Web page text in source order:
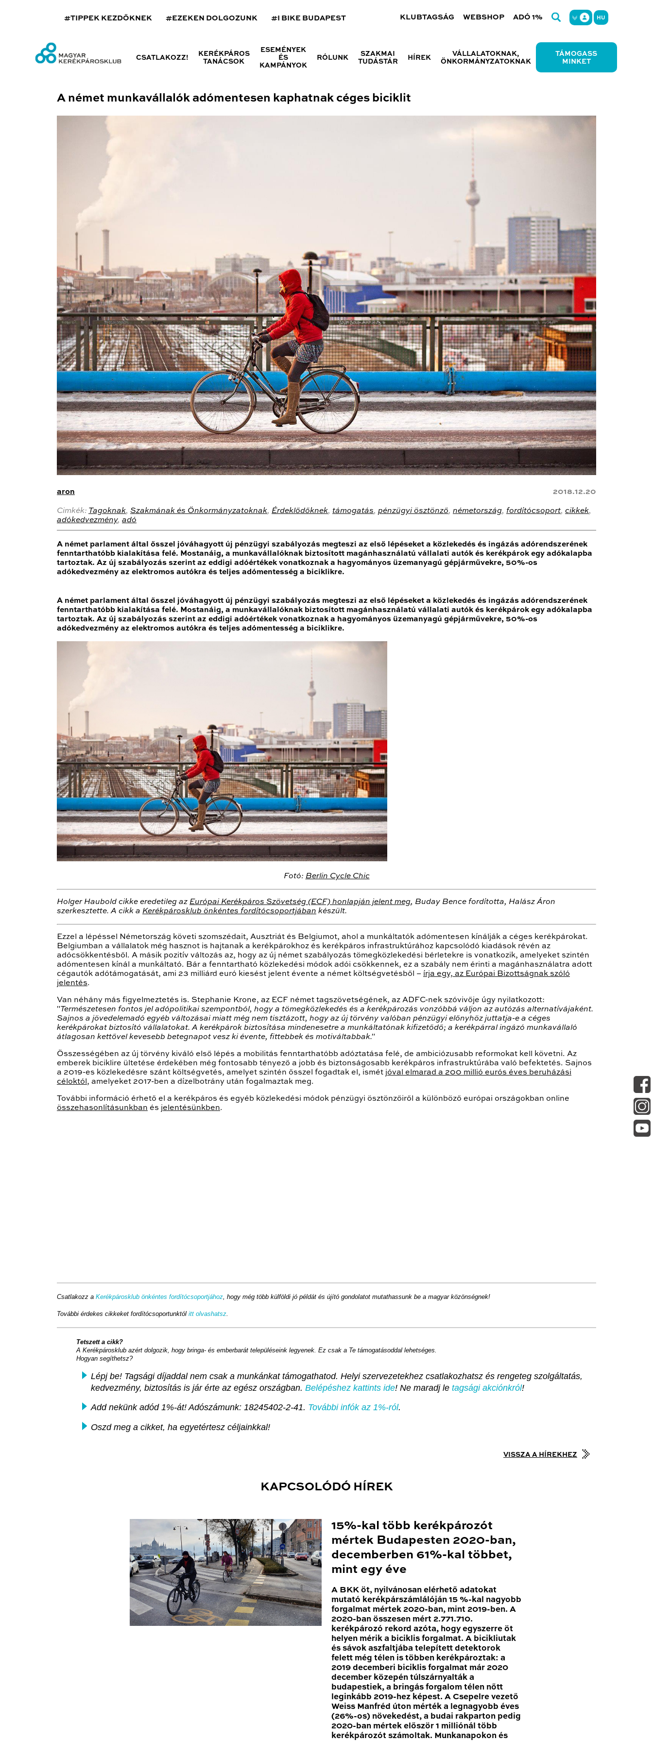
#TIPPEK KEZDŐKNEK #EZEKEN DOLGOZUNK #I BIKE BUDAPEST KLUBTAGSÁG WEBSHOP ADÓ 1% HU
CSATLAKOZZ!
KERÉKPÁROS
TANÁCSOK
ESEMÉNYEK
ÉS
KAMPÁNYOK
RÓLUNK
SZAKMAI
TUDÁSTÁR
HÍREK
VÁLLALATOKNAK,
ÖNKORMÁNYZATOKNAK
TÁMOGASS
MINKET
A német munkavállalók adómentesen kaphatnak céges biciklit
aron 2018.12.20
Cimkék: Tagoknak, Szakmának és Önkormányzatoknak, Érdeklődőknek, támogatás, pénzügyi ösztönző, németország, fordítócsoport, cikkek,
adókedvezmény, adó
A német parlament által ősszel jóváhagyott új pénzügyi szabályozás megteszi az első lépéseket a közlekedés és ingázás adórendszerének
fenntarthatóbb kialakítása felé. Mostanáig, a munkavállalóknak biztosított magánhasználatú vállalati autók és kerékpárok egy adókalapba
tartoztak. Az új szabályozás szerint az eddigi adóértékek vonatkoznak a hagyományos üzemanyagú gépjárművekre, 50%-os
adókedvezmény az elektromos autókra és teljes adómentesség a biciklikre.
A német parlament által ősszel jóváhagyott új pénzügyi szabályozás megteszi az első lépéseket a közlekedés és ingázás adórendszerének
fenntarthatóbb kialakítása felé. Mostanáig, a munkavállalóknak biztosított magánhasználatú vállalati autók és kerékpárok egy adókalapba
tartoztak. Az új szabályozás szerint az eddigi adóértékek vonatkoznak a hagyományos üzemanyagú gépjárművekre, 50%-os
adókedvezmény az elektromos autókra és teljes adómentesség a biciklikre.
Fotó: Berlin Cycle Chic
Holger Haubold cikke eredetileg az Európai Kerékpáros Szövetség (ECF) honlapján jelent meg, Buday Bence fordította, Halász Áron
szerkesztette. A cikk a Kerékpárosklub önkéntes fordítócsoportjában készült.
Ezzel a lépéssel Németország követi szomszédait, Ausztriát és Belgiumot, ahol a munkáltatók adómentesen kínálják a céges kerékpárokat.
Belgiumban a vállalatok még hasznot is hajtanak a kerékpárokhoz és kerékpáros infrastruktúrához kapcsolódó kiadások révén az
adócsökkentésből. A másik pozitív változás az, hogy az új német szabályozás tömegközlekedési bérletekre is vonatkozik, amelyeket szintén
adómentesen kínál a munkáltató. Bár a fenntartható közlekedési módok adói csökkennek, ez a szabály nem érinti a magánhasználatra adott
cégautók adótámogatását, ami 23 milliárd euró kiesést jelent évente a német költségvetésből – írja egy, az Európai Bizottságnak szóló
jelentés.
Van néhány más figyelmeztetés is. Stephanie Krone, az ECF német tagszövetségének, az ADFC-nek szóvivője úgy nyilatkozott:
"Természetesen fontos jel adópolitikai szempontból, hogy a tömegközlekedés és a kerékpározás vonzóbbá váljon az autózás alternatívájaként.
Sajnos a jövedelemadó egyéb változásai miatt még nem tisztázott, hogy az új törvény valóban pénzügyi előnyhöz juttatja-e a céges
kerékpárokat biztosító vállalatokat. A kerékpárok biztosítása mindenesetre a munkáltatónak kifizetődő; a kerékpárral ingázó munkavállaló
átlagosan kettővel kevesebb betegnapot vesz ki évente, fittebbek és motiváltabbak."
Összességében az új törvény kiváló első lépés a mobilitás fenntarthatóbb adóztatása felé, de ambiciózusabb reformokat kell követni. Az
emberek biciklire ültetése érdekében még fontosabb tényező a jobb és biztonságosabb kerékpáros infrastruktúrába való befektetés. Sajnos
a 2019-es közlekedésre szánt költségvetés, amelyet szintén ősszel fogadtak el, ismét jóval elmarad a 200 millió eurós éves beruházási
céloktól , amelyeket 2017-ben a dízelbotrány után fogalmaztak meg.
További információ érhető el a kerékpáros és egyéb közlekedési módok pénzügyi ösztönzőiről a különböző európai országokban online
összehasonlításunkban és jelentésünkben.
Csatlakozz a Kerékpárosklub önkéntes fordítócsoportjához, hogy még több külföldi jó példát és újító gondolatot mutathassunk be a magyar közönségnek!
További érdekes cikkeket fordítócsoportunktól itt olvashatsz.
Tetszett a cikk?
A Kerékpárosklub azért dolgozik, hogy bringa- és emberbarát településeink legyenek. Ez csak a Te támogatásoddal lehetséges.
Hogyan segíthetsz?
Lépj be! Tagsági díjaddal nem csak a munkánkat támogathatod. Helyi szervezetekhez csatlakozhatsz és rengeteg szolgáltatás,
kedvezmény, biztosítás is jár érte az egész országban. Belépéshez kattints ide! Ne maradj le tagsági akciónkról!
Add nekünk adód 1%-át! Adószámunk: 18245402-2-41. További infók az 1%-ról.
Oszd meg a cikket, ha egyetértesz céljainkkal!
VISSZA A HÍREKHEZ
KAPCSOLÓDÓ HÍREK
15%-kal több kerékpározót
mértek Budapesten 2020-ban,
decemberben 61%-kal többet,
mint egy éve
A BKK öt, nyilvánosan elérhető adatokat
mutató kerékpárszámlálóján 15 %-kal nagyobb
forgalmat mértek 2020-ban, mint 2019-ben. A
2020-ban összesen mért 2.771.710.
kerékpározó rekord azóta, hogy egyszerre öt
helyen mérik a biciklis forgalmat. A bicikliutak
és sávok aszfaltjába telepített detektorok
felett még télen is többen kerékpároztak: a
2019 decemberi biciklis forgalmat már 2020
december közepén túlszárnyalták a
budapestiek, a bringás forgalom télen nőtt
leginkább 2019-hez képest. A Csepelre vezető
Weiss Manfréd úton mérték a legnagyobb éves
(26%-os) növekedést, a budai rakparton pedig
2020-ban mértek először 1 milliónál több
kerékpározót számoltak. Munkanapokon és